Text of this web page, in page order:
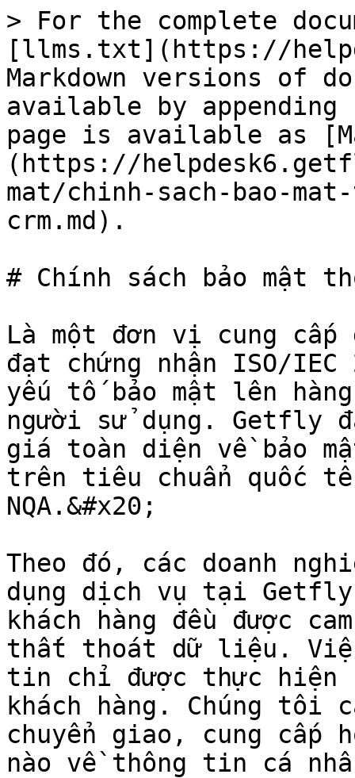
> For the complete
[llms.txt](https://
Markdown versions of
available by
page is available as
(https://
mat/chinh-sach-bao-
crm.md).
# Chính sách bảo mật
Là một đơn vị cung
đạt chứng nhận ISO/
yếu tố bảo mật lên
người sử dụng. Getfly
giá toàn diện về bảo
trên tiêu chuẩn quốc
NQA.&#x20;
Theo đó, các doanh
dụng dịch vụ tại
khách hàng đều được
thất thoát dữ liệu.
tin chỉ được thực hiện
khách hàng. Chúng tôi
chuyển giao, cung
nào về thông tin cá